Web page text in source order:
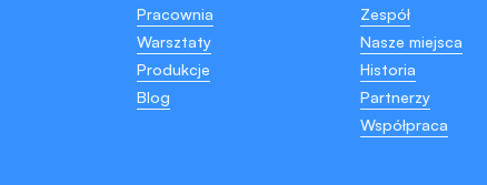
Pracownia
Warsztaty
Produkcje
Blog
Zespół
Nasze miejsca
Historia
Partnerzy
Współpraca